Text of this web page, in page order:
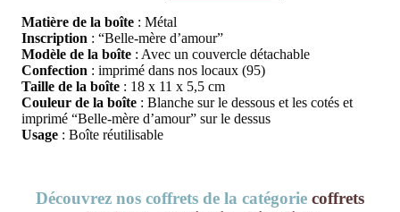
Matière de la boîte : Métal
Inscription : “Belle-mère d’amour”
Modèle de la boîte : Avec un couvercle détachable
Confection : imprimé dans nos locaux (95)
Taille de la boîte : 18 x 11 x 5,5 cm
Couleur de la boîte : Blanche sur le dessous et les cotés et
imprimé “Belle-mère d’amour” sur le dessus
Usage : Boîte réutilisable
Découvrez nos coffrets de la catégorie coffrets